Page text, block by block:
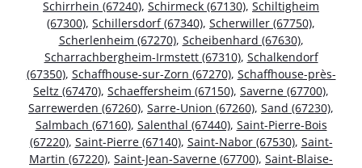
Schirrhein (67240), Schirmeck (67130), Schiltigheim
(67300), Schillersdorf (67340), Scherwiller (67750),
Scherlenheim (67270), Scheibenhard (67630),
Scharrachbergheim-Irmstett (67310), Schalkendorf
(67350), Schaffhouse-sur-Zorn (67270), Schaffhouse-près-
Seltz (67470), Schaeffersheim (67150), Saverne (67700),
Sarrewerden (67260), Sarre-Union (67260), Sand (67230),
Salmbach (67160), Salenthal (67440), Saint-Pierre-Bois
(67220), Saint-Pierre (67140), Saint-Nabor (67530), Saint-
Martin (67220), Saint-Jean-Saverne (67700), Saint-Blaise-